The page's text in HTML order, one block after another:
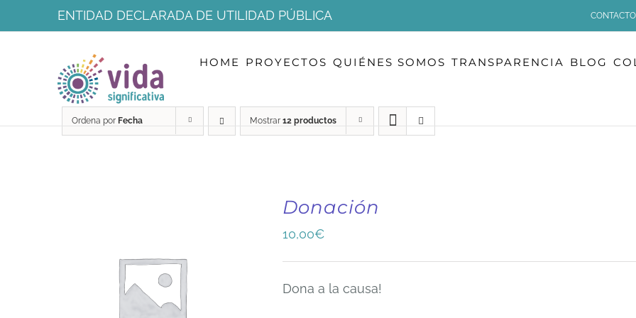
ENTIDAD DECLARADA DE UTILIDAD PÚBLICA CONTACTO
HOME PROYECTOS QUIÉNES SOMOS TRANSPARENCIA BLOG
Ordena por Fecha Mostrar 12 productos
Donación
10,00€
Dona a la causa!